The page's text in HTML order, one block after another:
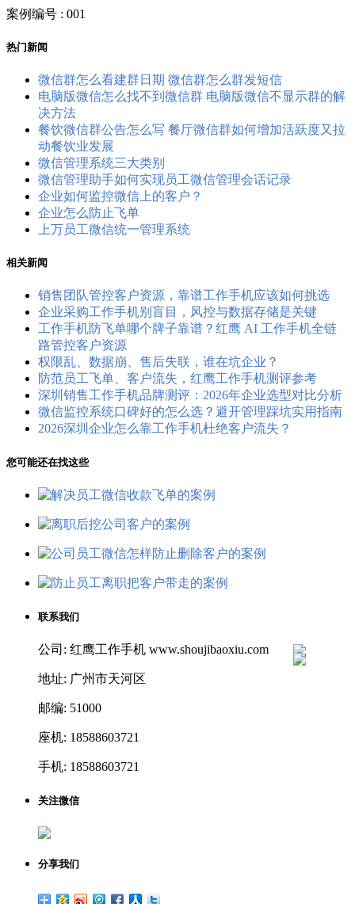
案例编号 : 001
热门新闻
微信群怎么看建群日期 微信群怎么群发短信
电脑版微信怎么找不到微信群 电脑版微信不显示群的解
决方法
餐饮微信群公告怎么写 餐厅微信群如何增加活跃度又拉
动餐饮业发展
微信管理系统三大类别
微信管理助手如何实现员工微信管理会话记录
企业如何监控微信上的客户？
企业怎么防止飞单
上万员工微信统一管理系统
相关新闻
销售团队管控客户资源，靠谱工作手机应该如何挑选
企业采购工作手机别盲目，风控与数据存储是关键
工作手机防飞单哪个牌子靠谱？红鹰 AI 工作手机全链
路管控客户资源
权限乱、数据崩、售后失联，谁在坑企业？
防范员工飞单、客户流失，红鹰工作手机测评参考
深圳销售工作手机品牌测评：2026年企业选型对比分析
微信监控系统口碑好的怎么选？避开管理踩坑实用指南
2026深圳企业怎么靠工作手机杜绝客户流失？
您可能还在找这些
联系我们
公司: 红鹰工作手机 www.shoujibaoxiu.com
地址: 广州市天河区
邮编: 51000
座机: 18588603721
手机: 18588603721
关注微信
分享我们